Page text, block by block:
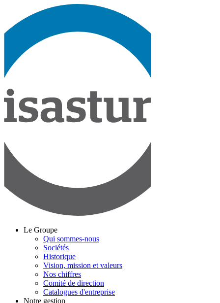
Le Groupe
Qui sommes-nous
Sociétés
Historique
Vision, mission et valeurs
Nos chiffres
Comité de direction
Catalogues d'entreprise
Notre gestion